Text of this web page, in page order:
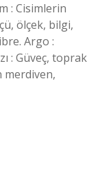
: Cisimlerin
ölçek, bilgi,
Argo :
: Güveç, toprak
merdiven,